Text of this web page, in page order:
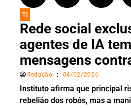
TI
Rede social
agentes de IA
mensagens
Redação 04/02/2026
Instituto afirma que principal
rebelião dos robôs, mas a